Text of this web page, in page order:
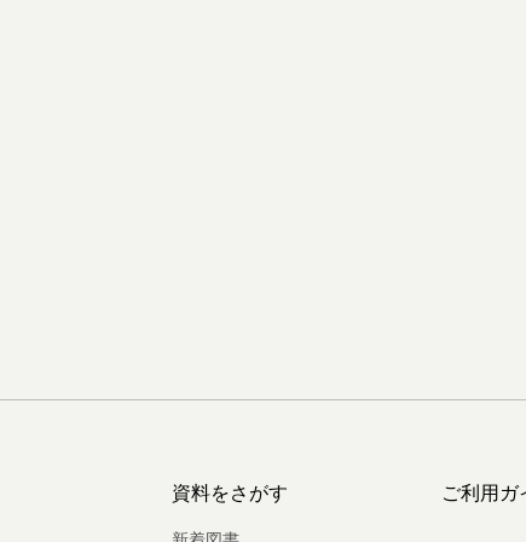
資料をさがす ご利用ガ